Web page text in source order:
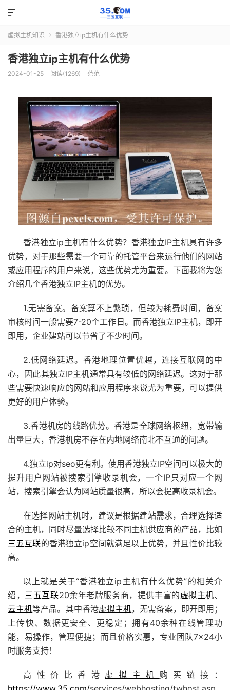

虚拟主机知识  香港独立ip主机有什么优势
香港独立ip主机有什么优势
2024-01-25 阅读(1269) 范范
香港独立ip主机有什么优势？香港独立IP主机具有许多
优势，对于那些需要一个可靠的托管平台来运行他们的网站
或应用程序的用户来说，这些优势尤为重要。下面我将为您
介绍几个香港独立IP主机的优势。
1.无需备案。备案算不上繁琐，但较为耗费时间，备案
审核时间一般需要7-20个工作日。而香港独立IP主机，即开
即用，企业建站可以节省了不少时间。
2.低网络延迟。香港地理位置优越，连接互联网的中
心，因此其独立IP主机通常具有较低的网络延迟。这对于那
些需要快速响应的网站和应用程序来说尤为重要，可以提供
更好的用户体验。
3.香港机房的线路优势。香港是全球网络枢纽，宽带输
出量巨大，香港机房不存在内地网络南北不互通的问题。
4.独立ip对seo更有利。使用香港独立IP空间可以极大的
提升用户网站被搜索引擎收录机会，一个IP只对应一个网
站，搜索引擎会认为网站质量很高，所以会提高收录机会。
在选择网站主机时，建议是根据建站需求，合理选择适
合的主机，同时尽量选择比较不同主机供应商的产品，比如
三五互联的香港独立ip空间就满足以上优势，并且性价比较
高。
以上就是关于“香港独立ip主机有什么优势”的相关介
绍， 三五互联20余年老牌服务商，提供丰富的虚拟主机、
云主机等产品。其中香港虚拟主机，无需备案，即开即用；
上传快、数据更安全、更稳定；拥有40余种在线管理功
能，易操作，管理便捷；而且价格实惠，专业团队7×24小
时服务支持！
高性价比香港 虚拟主机 购买链接：